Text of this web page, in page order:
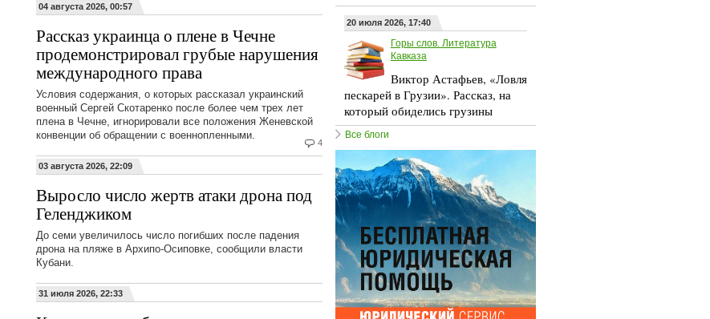
04 августа 2026, 00:57
4
Рассказ украинца о плене в Чечне
продемонстрировал грубые нарушения
международного права
Условия содержания, о которых рассказал украинский
военный Сергей Скотаренко после более чем трех лет
плена в Чечне, игнорировали все положения Женевской
конвенции об обращении с военнопленными.
03 августа 2026, 22:09
Выросло число жертв атаки дрона под
Геленджиком
До семи увеличилось число погибших после падения
дрона на пляже в Архипо-Осиповке, сообщили власти
Кубани.
31 июля 2026, 22:33
20 июля 2026, 17:40
Горы слов. Литература
Кавказа
Виктор Астафьев, «Ловля
пескарей в Грузии». Рассказ, на
который обиделись грузины
Все блоги